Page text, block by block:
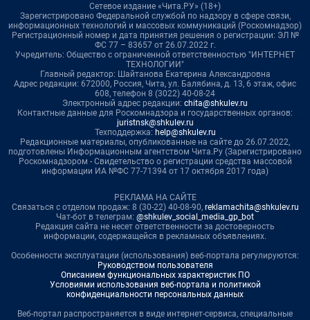
Сетевое издание «Чита.РУ» (18+)
Зарегистрировано Федеральной службой по надзору в сфере связи,
информационных технологий и массовых коммуникаций (Роскомнадзор)
Регистрационный номер и дата принятия решения о регистрации: ЭЛ №
ФС 77 – 83657 от 26.07.2022 г.
Учредитель: Общество с ограниченной ответственностью "ИНТЕРНЕТ
ТЕХНОЛОГИИ"
Главный редактор: Шайтанова Екатерина Александровна
Адрес редакции: 672000, Россия, Чита, ул. Балябина, д. 13, 6 этаж, офис
608, телефон 8 (3022) 40-08-24
Электронный адрес редакции: chita@shkulev.ru
Контактные данные для Роскомнадзора и государственных органов:
juristnsk@shkulev.ru
Техподдержка: help@shkulev.ru
Редакционные материалы, опубликованные на сайте до 26.07.2022,
подготовлены Информационным агентством Чита.Ру (Зарегистрировано
Роскомнадзором - Свидетельство о регистрации средства массовой
информации ИА №ФС 77-71394 от 17 октября 2017 года)
РЕКЛАМА НА САЙТЕ
Связаться с отделом продаж: 8 (30-22) 40-08-90, reklamachita@shkulev.ru
Чат-бот в телеграм: @shkulev_social_media_gp_bot
Редакция сайта не несет ответственности за достоверность
информации, содержащейся в рекламных объявлениях.
Особенности эксплуатации (использования) веб-портала регулируются:
Руководством пользователя
Описанием функциональных характеристик ПО
Условиями использования веб-портала и политикой
конфиденциальности персональных данных
Веб-портал распространяется в виде интернет-сервиса, специальные